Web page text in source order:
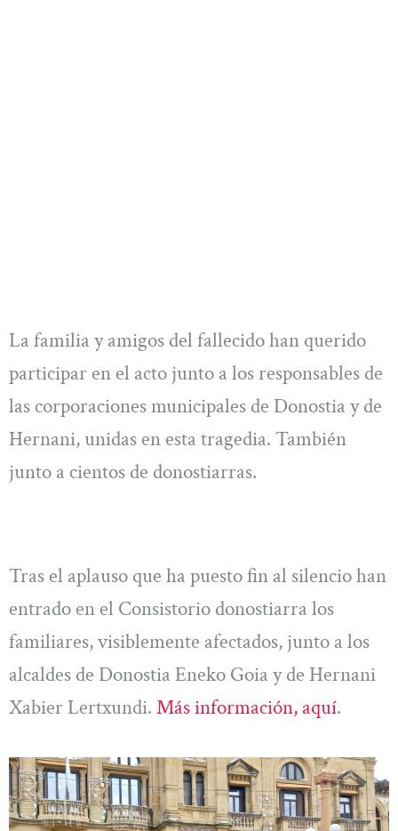
La familia y amigos del fallecido han querido
participar en el acto junto a los responsables de
las corporaciones municipales de Donostia y de
Hernani, unidas en esta tragedia. También
junto a cientos de donostiarras.
Tras el aplauso que ha puesto fin al silencio han
entrado en el Consistorio donostiarra los
familiares, visiblemente afectados, junto a los
alcaldes de Donostia Eneko Goia y de Hernani
Xabier Lertxundi. Más información, aquí.